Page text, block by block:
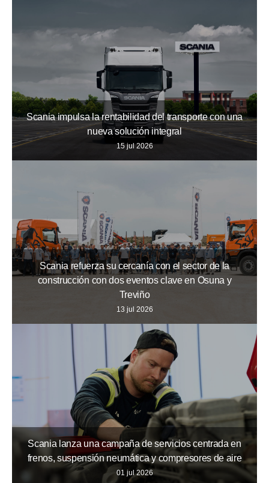
Scania impulsa la rentabilidad del transporte con una
nueva solución integral
15 jul 2026
Scania refuerza su cercanía con el sector de la
construcción con dos eventos clave en Osuna y
Treviño
13 jul 2026
Scania lanza una campaña de servicios centrada en
frenos, suspensión neumática y compresores de aire
01 jul 2026